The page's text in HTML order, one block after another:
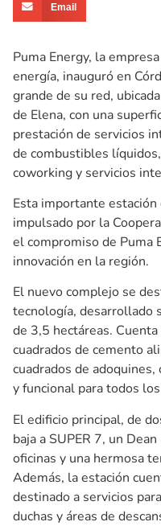
Email
Puma Energy, la
energía, inauguró en
grande de su red,
de Elena, con una
prestación de servicios
de combustibles
coworking y servicios
Esta importante
impulsado por la
el compromiso de Puma
innovación en la región.
El nuevo complejo se
tecnología, desarrollado
de 3,5 hectáreas.
cuadrados de cemento
cuadrados de
y funcional para todos
El edificio principal, de
baja a SUPER 7, un
oficinas y una hermosa
Además, la estación
destinado a servicios
duchas y áreas de